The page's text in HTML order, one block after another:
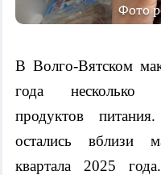
Фото
В Волго-Вятском
года несколько
продуктов питания.
остались вблизи
квартала 2025 года